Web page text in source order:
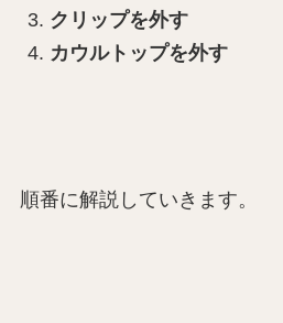
クリップを外す
カウルトップを外す
順番に解説していきます。